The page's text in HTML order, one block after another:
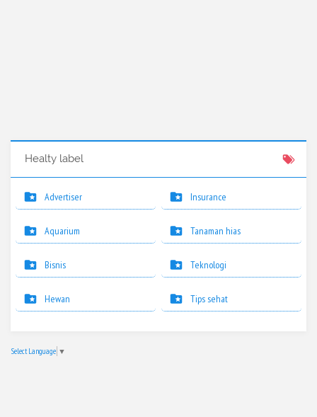
Healty label
Advertiser
Aquarium
Bisnis
Hewan
Insurance
Tanaman hias
Teknologi
Tips sehat
Select Language ▼